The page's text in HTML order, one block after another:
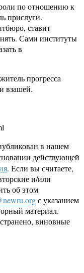
по отношению к
прислуги.
ставит
Сами институты
в
прогресса
взашей.
в нашем
действующей
. Если вы считаете,
и/или
об этом
с указанием
материал.
виновные